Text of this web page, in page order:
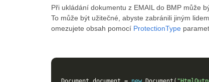
Při ukládání dokumentu z EMAIL do BMP může
To může být užitečné, abyste zabránili jiným
omezujete obsah pomocí ProtectionType